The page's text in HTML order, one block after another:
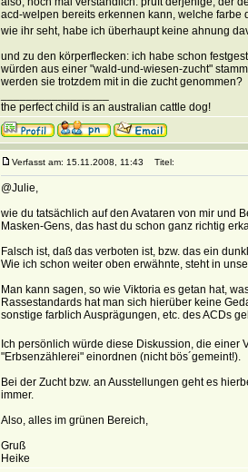
acd-welpen bereits erkennen kann, welche farbe
wie ihr seht, habe ich überhaupt keine ahnung
und zu den körperflecken: ich habe schon
würden aus einer "wald-und-wiesen-zucht"
werden sie trotzdem mit in die zucht genommen?
the perfect child is an australian cattle dog!
Verfasst am: 15.11.2008, 11:43 Titel:
@Julie,
wie du tatsächlich auf den Avataren von mir und
Masken-Gens, das hast du schon ganz richtig
Falsch ist, daß das verboten ist, bzw. das ein
Wie ich schon weiter oben erwähnte, steht in
Man kann sagen, so wie Viktoria es getan hat,
Rassestandards hat man sich hierüber keine
sonstige farblich Ausprägungen, etc. des ACDs
Ich persönlich würde diese Diskussion, die einer
"Erbsenzählerei" einordnen (nicht bös´gemeint!).
Bei der Zucht bzw. an Ausstellungen geht es
immer.
Also, alles im grünen Bereich,
Gruß
Heike